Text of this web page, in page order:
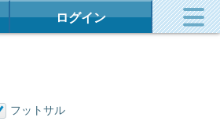
ログイン
フットサル